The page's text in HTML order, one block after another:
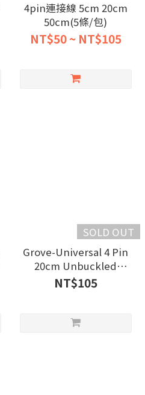
4pin連接線 5cm 20cm
50cm(5條/包)
NT$50 ~ NT$105
SOLD OUT
Grove-Universal 4 Pin
20cm Unbuckled
Cable(5pcs)
NT$105